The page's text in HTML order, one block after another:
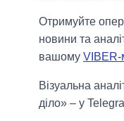
Отримуйте
новини та
вашому VIBER-
Візуальна
діло» – у